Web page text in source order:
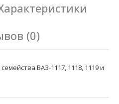
(0)
ВАЗ-1117, 1118, 1119 и